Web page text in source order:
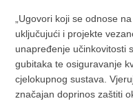
„Ugovori koji se odnose
uključujući i projekte
unapređenje učinkovitosti
gubitaka te osiguravanje
cjelokupnog sustava.
značajan doprinos zaštiti